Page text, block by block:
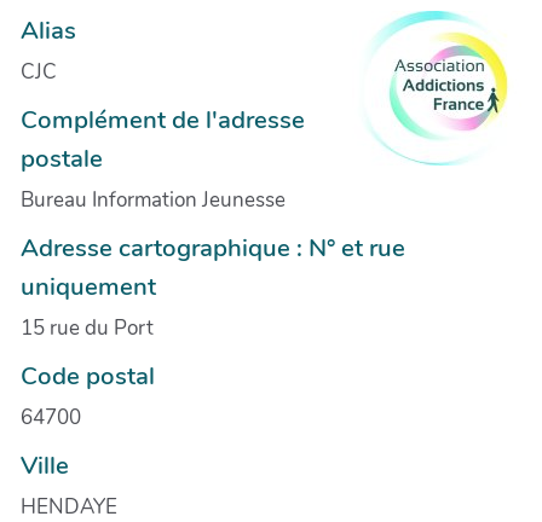
Alias
CJC
Complément de l'adresse
postale
Bureau Information Jeunesse
Adresse cartographique : N° et rue
uniquement
15 rue du Port
Code postal
64700
Ville
HENDAYE